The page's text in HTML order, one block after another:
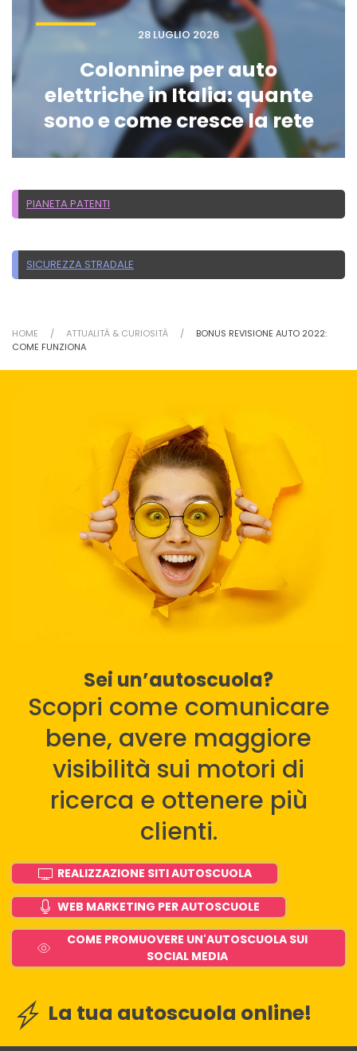
28 LUGLIO 2026
Colonnine per auto
elettriche in Italia: quante
sono e come cresce la rete
PIANETA PATENTI
SICUREZZA STRADALE
HOME ATTUALITÀ & CURIOSITÀ
BONUS REVISIONE AUTO 2022:
COME FUNZIONA
Sei un’autoscuola?
Scopri come comunicare
bene, avere maggiore
visibilità sui motori di
ricerca e ottenere più
clienti.
REALIZZAZIONE SITI AUTOSCUOLA
WEB MARKETING PER AUTOSCUOLE
COME PROMUOVERE UN'AUTOSCUOLA SUI
SOCIAL MEDIA
La tua autoscuola online!